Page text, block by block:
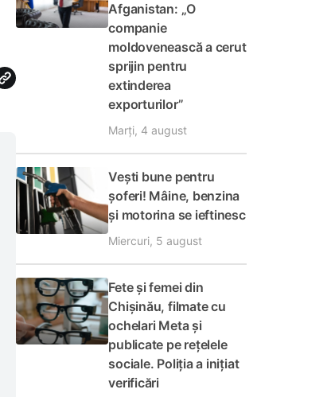
Afganistan: „O
companie
moldovenească a cerut
sprijin pentru
extinderea
exporturilor”
Marți, 4 august
Vești bune pentru
șoferi! Mâine, benzina
și motorina se ieftinesc
Miercuri, 5 august
Fete și femei din
Chișinău, filmate cu
ochelari Meta și
publicate pe rețelele
sociale. Poliția a inițiat
verificări